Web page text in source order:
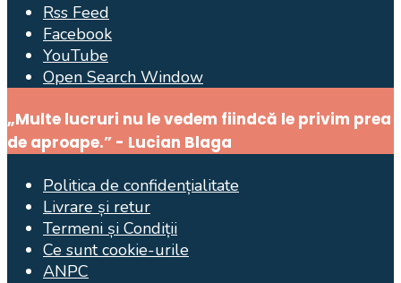
Rss Feed
Facebook
YouTube
Open Search Window
„Multe lucruri nu le vedem fiindcă le privim prea
de aproape.” - Lucian Blaga
Politica de confidențialitate
Livrare și retur
Termeni și Condiții
Ce sunt cookie-urile
ANPC